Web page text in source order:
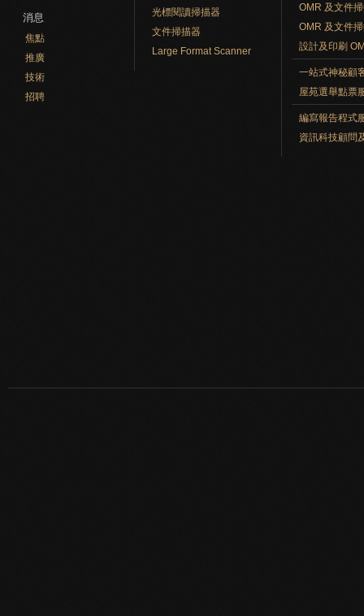
消息
焦點
推廣
技術
招聘
光標閱讀掃描器
文件掃描器
Large Format Scanner
OMR 及文件
OMR 及文件
設計及印刷
一站式神秘顧
屋苑選舉點票
編寫報告程式
資訊科技顧問